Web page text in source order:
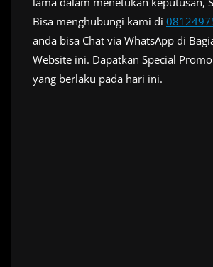
Bisa menghubungi kami di
anda bisa Chat via WhatsApp di
Website ini. Dapatkan Special
yang berlaku pada hari ini.